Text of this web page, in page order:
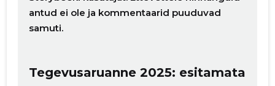
antud ei ole ja kommentaarid puuduvad
samuti.
Tegevusaruanne 2025: esitamata